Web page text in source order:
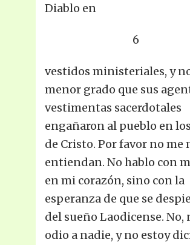
Diablo en
6
vestidos ministeriales, y
menor grado que sus
vestimentas sacerdotales
engañaron al pueblo en
de Cristo. Por favor no me
entiendan. No hablo con
en mi corazón, sino con la
esperanza de que se
del sueño Laodicense. No,
odio a nadie, y no estoy